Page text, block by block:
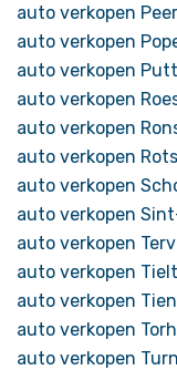
auto verkopen Peer
auto verkopen
auto verkopen
auto verkopen
auto verkopen
auto verkopen
auto verkopen
auto verkopen
auto verkopen
auto verkopen Tielt
auto verkopen
auto verkopen
auto verkopen